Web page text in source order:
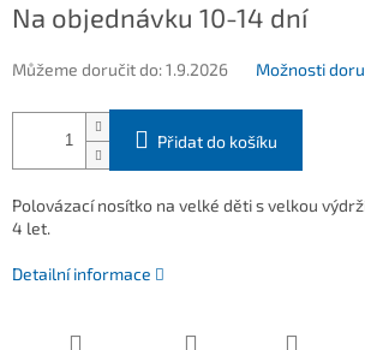
cena:
Na objednávku 10-14 dní
Můžeme doručit do:1.9.2026 Možnosti
Přidat do košíku
Polovázací nosítko na velké děti s velkou
4 let.
Detailní informace